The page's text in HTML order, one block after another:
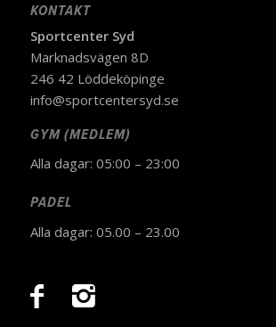
KONTAKT
Sportcenter Syd
Marknadsvägen 8D
246 42 Löddeköpinge
info@sportcentersyd.se
GYM (MEDLEM)
Alla dagar: 05:00 – 23:00
PADEL
Alla dagar: 05.00 – 23.00